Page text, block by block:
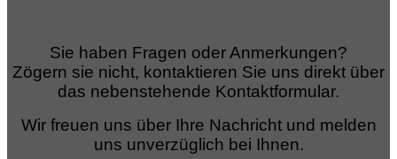
Sie haben Fragen oder Anmerkungen?
Zögern sie nicht, kontaktieren Sie uns direkt über
das nebenstehende Kontaktformular.
Wir freuen uns über Ihre Nachricht und melden
uns unverzüglich bei Ihnen.